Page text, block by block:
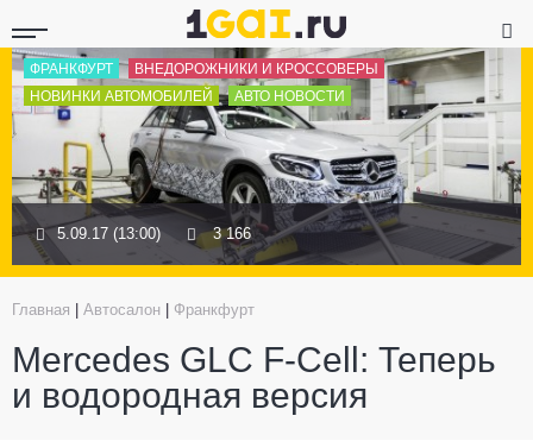
ФРАНКФУРТ
ВНЕДОРОЖНИКИ И КРОССОВЕРЫ
НОВИНКИ АВТОМОБИЛЕЙ
АВТО НОВОСТИ
5.09.17 (13:00) 3 166
Главная Автосалон Франкфурт
Mercedes GLC F-Cell: Теперь
и водородная версия